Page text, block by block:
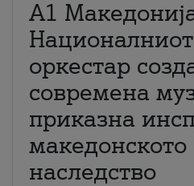
А1
оркестар
современа
приказна
македонското
наследство